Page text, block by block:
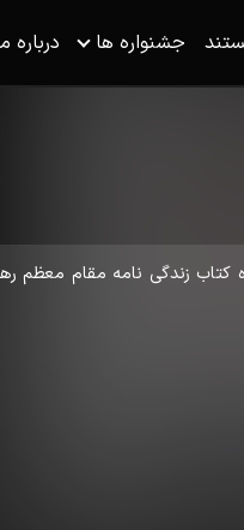
جشنواره ها درباره
کتاب زندگی نامه مقام معظم